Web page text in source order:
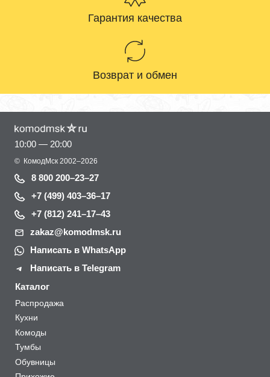
Гарантия качества
Возврат и обмен
10:00 — 20:00
© КомодМск 2002–2026
8 800 200–23–27
+7 (499) 403–36–17
+7 (812) 241–17–43
zakaz@komodmsk.ru
Написать в WhatsApp
Написать в Telegram
Каталог
Распродажа
Кухни
Комоды
Тумбы
Обувницы